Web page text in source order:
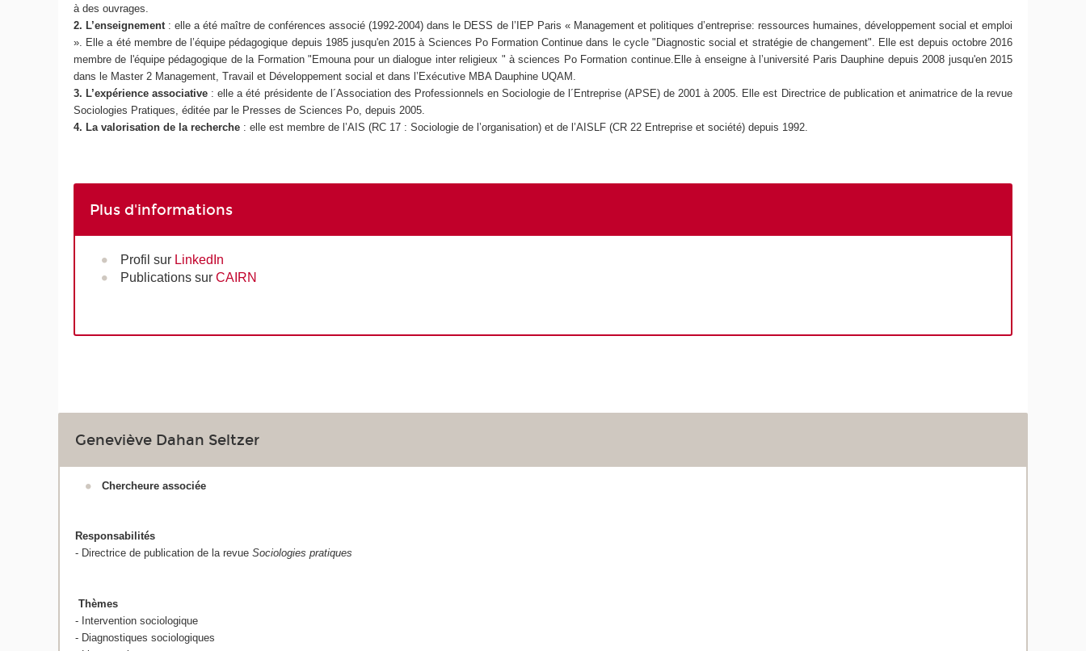
à des ouvrages.
2. L’enseignement: elle a été maître de conférences associé (1992-2004) dans le DESS de l’IEP Paris « Management et politiques d’entreprise: ressources humaines, développement social et emploi
». Elle a été membre de l’équipe pédagogique depuis 1985 jusqu'en 2015 à Sciences Po Formation Continue dans le cycle "Diagnostic social et stratégie de changement". Elle est depuis octobre 2016
membre de l'équipe pédagogique de la Formation "Emouna pour un dialogue inter religieux " à sciences Po Formation continue.Elle à enseigne à l’université Paris Dauphine depuis 2008 jusqu'en 2015
dans le Master 2 Management, Travail et Développement social et dans l’Exécutive MBA Dauphine UQAM.
3. L’expérience associative : elle a été présidente de l´Association des Professionnels en Sociologie de l´Entreprise (APSE) de 2001 à 2005. Elle est Directrice de publication et animatrice de la revue
Sociologies Pratiques, éditée par le Presses de Sciences Po, depuis 2005.
4. La valorisation de la recherche : elle est membre de l’AIS (RC 17 : Sociologie de l’organisation) et de l’AISLF (CR 22 Entreprise et société) depuis 1992.
Plus d'informations
Profil sur LinkedIn
Publications surCAIRN
Geneviève Dahan Seltzer
Chercheure associée
Responsabilités
- Directrice de publication de la revueSociologies pratiques
Thèmes
- Intervention sociologique
- Diagnostiques sociologiques